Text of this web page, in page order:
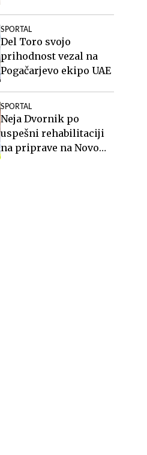
SPORTAL
Del Toro svojo
prihodnost vezal na
Pogačarjevo ekipo UAE
SPORTAL
Neja Dvornik po
uspešni rehabilitaciji
na priprave na Novo